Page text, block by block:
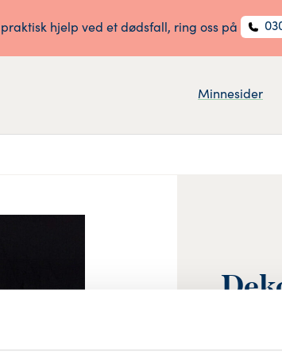
praktisk hjelp ved et dødsfall, ring oss på
Minnesider